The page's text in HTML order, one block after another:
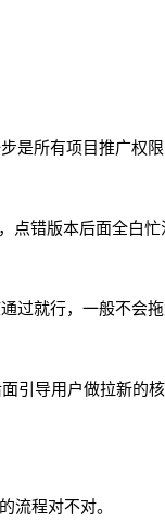
是所有项目推广权限
点错版本后面全白忙
过就行，一般不会拖
引导用户做拉新的
流程对不对。